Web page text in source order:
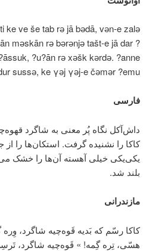
ke ve še tab rә jā bәdā, vәn-e zalә
mәskān rә bәrәnjә tašt-e jā dar ?
?u?ān rә xәšk kәrdә. ?anne
sussә, ke γәj γәj-e čәmәr ?emu.
فارسی
داش‌آکل نگاه پُر معنی به شاگرد
کاکا را نشنیده گرفت. استکان‌ها را
یکی‌یکی خیلی آهسته آن‌ها را خشک
بلند شد.
مازندرانی
کاکا رسّم که بَدیه قَوه‌چیه شاگرد،
هسّی، تِره گِمه! » قَوه‌چیه شاگرد،